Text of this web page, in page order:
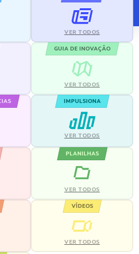
VER TODOS
GUIA DE INOVAÇÃO
VER TODOS
IMPULSIONA
VER TODOS
PLANILHAS
VER TODOS
VÍDEOS
VER TODOS